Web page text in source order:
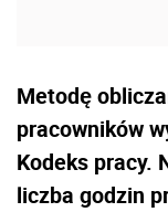
Metodę
pracowników
Kodeks pracy.
liczba godzin